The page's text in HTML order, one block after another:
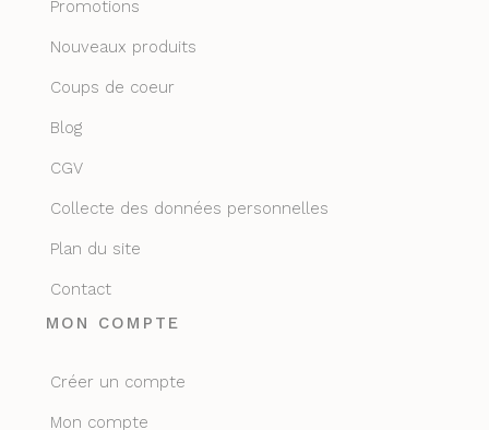
Promotions
Nouveaux produits
Coups de coeur
Blog
CGV
Collecte des données personnelles
Plan du site
Contact
MON COMPTE
Créer un compte
Mon compte